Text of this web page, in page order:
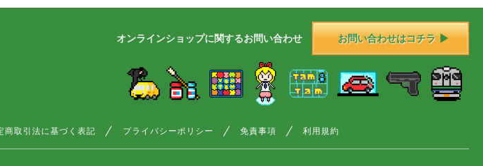
オンラインショップに関するお問い合わせ お問い合わせはコチラ
商取引法に基づく表記 プライバシーポリシー 免責事項 利用規約